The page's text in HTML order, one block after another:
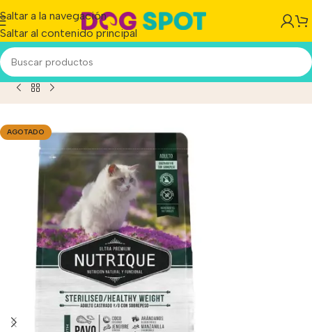
Saltar a la navegación
Saltar al contenido principal
Ultra Premium Gato Sterilised / Healthy Weight x 7.5kg
AGOTADO